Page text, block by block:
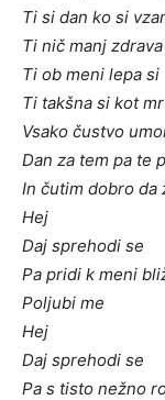
Ti si dan ko si
Ti nič manj
Ti ob meni lepa si
Ti takšna si kot
Vsako čustvo
Dan za tem pa te
In čutim dobro da
Hej
Daj sprehodi se
Pa pridi k meni
Poljubi me
Hej
Daj sprehodi se
Pa s tisto nežno